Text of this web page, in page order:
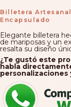
Billetera
Encapsulado
Elegante billetera
de mariposas y un
resalta su diseño
¿Te gustó este
habla
personalizaciones